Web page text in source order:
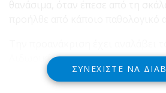
Λιδωρικίου.
ΣΥΝΕΧΊΣΤΕ ΝΑ